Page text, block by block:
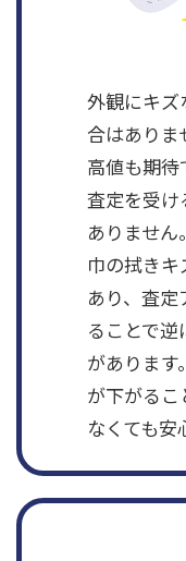
外観にキズ
合はあり
高値も期待
査定を受け
ありませ
巾の拭き
あり、査
ることで
があります
が下がる
なくても安